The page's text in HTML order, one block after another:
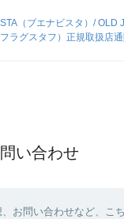
（ブエナビスタ）/
ラグスタフ）正規取扱店通
い合わせ
お問い合わせなど、こ